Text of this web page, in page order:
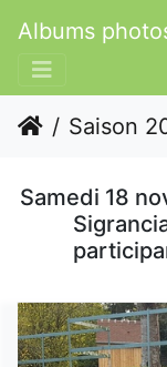
Albums
Saison
Samedi 18